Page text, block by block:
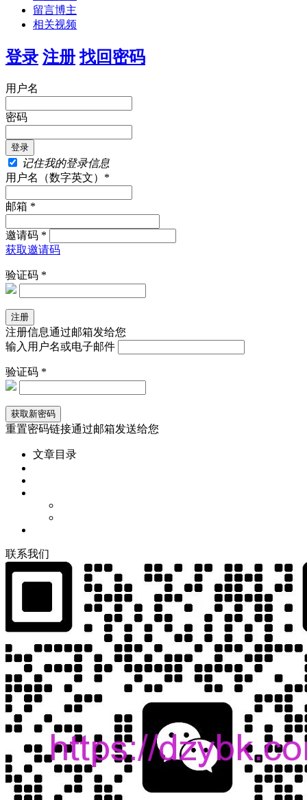
留言博主
相关视频
登录 注册 找回密码
用户名
密码
记住我的登录信息
用户名（数字英文）*
邮箱 *
邀请码 *
获取邀请码
验证码 *
注册信息通过邮箱发给您
输入用户名或电子邮件
验证码 *
重置密码链接通过邮箱发送给您
文章目录
联系我们